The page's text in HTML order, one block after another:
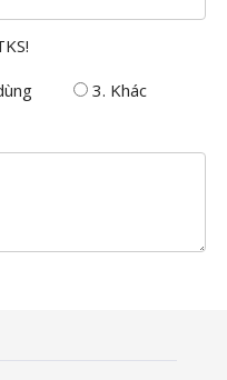
3. Khác